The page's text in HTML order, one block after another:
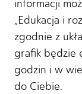
informacji
„Edukacja i
zgodnie z
grafik będzie
godzin i w
do Ciebie.